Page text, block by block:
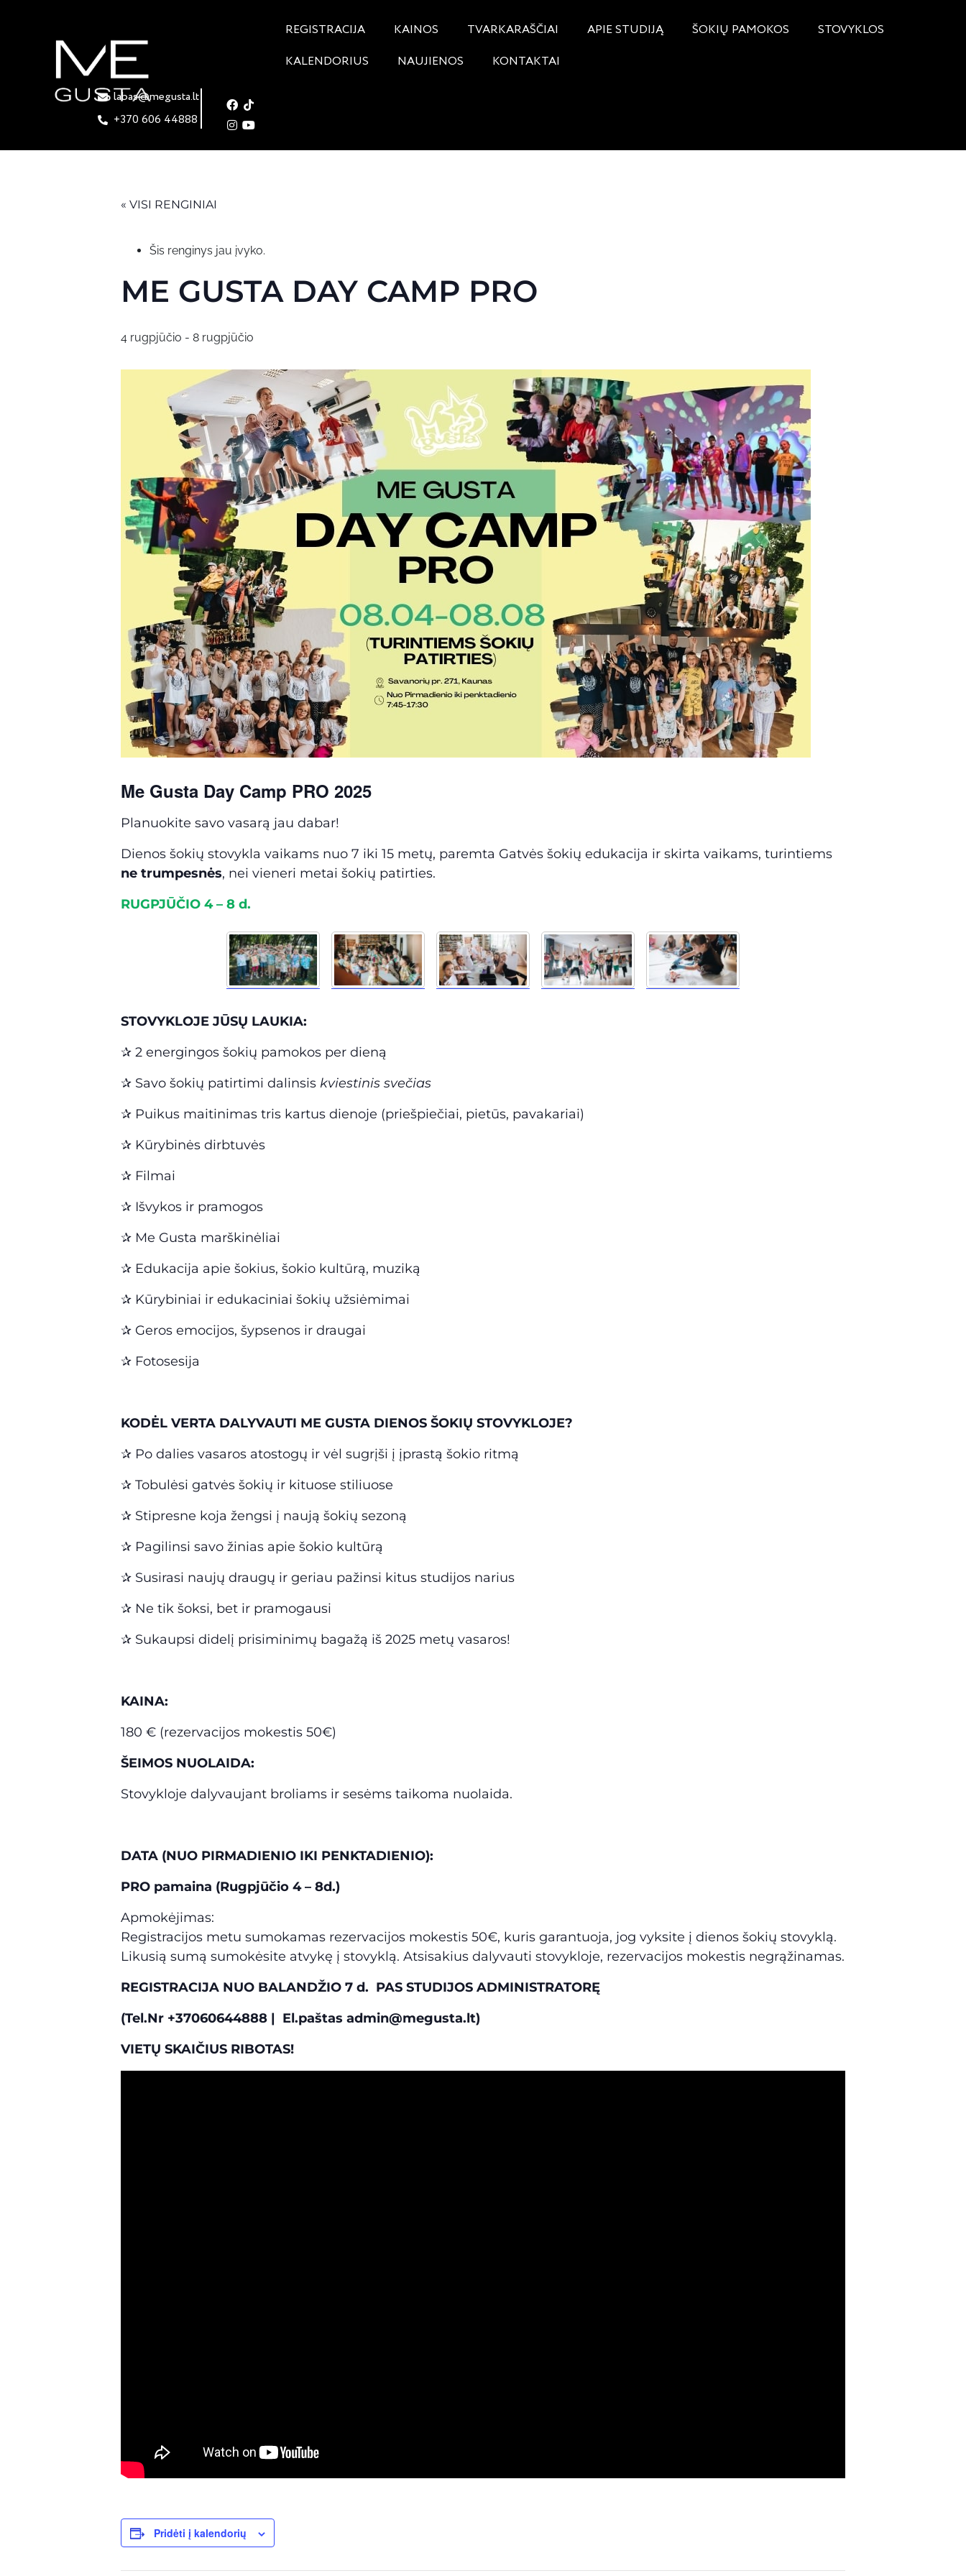
labas@megusta.lt
+370 606 44888
REGISTRACIJA KAINOS TVARKARAŠČIAI APIE STUDIJĄ ŠOKIŲ PAMOKOS STOVYKLOS
KALENDORIUS NAUJIENOS KONTAKTAI
« VISI RENGINIAI
Šis renginys jau įvyko.
ME GUSTA DAY CAMP PRO
4 rugpjūčio - 8 rugpjūčio
Me Gusta Day Camp PRO 2025
Planuokite savo vasarą jau dabar!
Dienos šokių stovykla vaikams nuo 7 iki 15 metų, paremta Gatvės šokių edukacija ir skirta vaikams, turintiems
ne trumpesnės, nei vieneri metai šokių patirties.
RUGPJŪČIO 4 – 8 d.
STOVYKLOJE JŪSŲ LAUKIA:
✰ 2 energingos šokių pamokos per dieną
✰ Savo šokių patirtimi dalinsis kviestinis svečias
✰ Puikus maitinimas tris kartus dienoje (priešpiečiai, pietūs, pavakariai)
✰ Kūrybinės dirbtuvės
✰ Filmai
✰ Išvykos ir pramogos
✰ Me Gusta marškinėliai
✰ Edukacija apie šokius, šokio kultūrą, muziką
✰ Kūrybiniai ir edukaciniai šokių užsiėmimai
✰ Geros emocijos, šypsenos ir draugai
✰ Fotosesija
KODĖL VERTA DALYVAUTI ME GUSTA DIENOS ŠOKIŲ STOVYKLOJE?
✰ Po dalies vasaros atostogų ir vėl sugrįši į įprastą šokio ritmą
✰ Tobulėsi gatvės šokių ir kituose stiliuose
✰ Stipresne koja žengsi į naują šokių sezoną
✰ Pagilinsi savo žinias apie šokio kultūrą
✰ Susirasi naujų draugų ir geriau pažinsi kitus studijos narius
✰ Ne tik šoksi, bet ir pramogausi
✰ Sukaupsi didelį prisiminimų bagažą iš 2025 metų vasaros!
KAINA:
180 € (rezervacijos mokestis 50€)
ŠEIMOS NUOLAIDA:
Stovykloje dalyvaujant broliams ir sesėms taikoma nuolaida.
DATA (NUO PIRMADIENIO IKI PENKTADIENIO):
PRO pamaina (Rugpjūčio 4 – 8d.)
Apmokėjimas:
Registracijos metu sumokamas rezervacijos mokestis 50€, kuris garantuoja, jog vyksite į dienos šokių stovyklą.
Likusią sumą sumokėsite atvykę į stovyklą. Atsisakius dalyvauti stovykloje, rezervacijos mokestis negrąžinamas.
REGISTRACIJA NUO BALANDŽIO 7 d. PAS STUDIJOS ADMINISTRATORĘ
(Tel.Nr +37060644888 | El.paštas admin@megusta.lt)
VIETŲ SKAIČIUS RIBOTAS!
Pridėti į kalendorių